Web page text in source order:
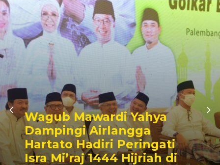
Wagub Mawardi Yahya
Dampingi Airlangga
Hartato Hadiri Peringati
Isra Mi’raj 1444 Hijriah di